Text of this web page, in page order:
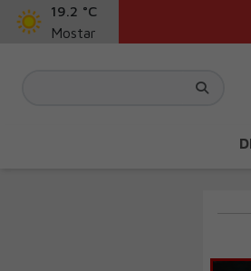
19.2 °C
Mostar